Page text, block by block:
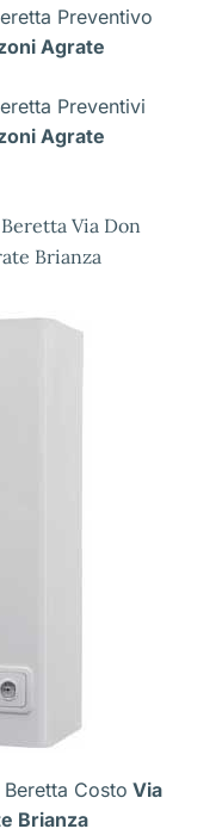
Preventivo
Agrate
Preventivi
Agrate
Via Don
Brianza
Costo Via
Brianza